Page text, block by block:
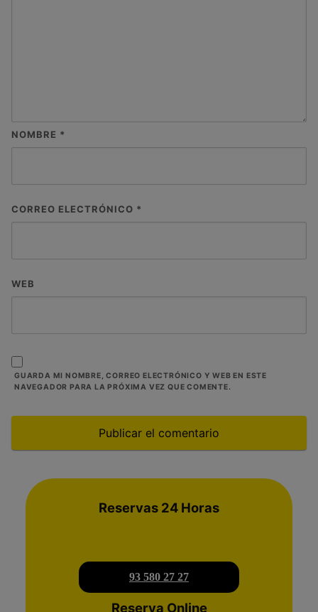
NOMBRE *
CORREO ELECTRÓNICO *
WEB
GUARDA MI NOMBRE, CORREO ELECTRÓNICO Y WEB EN ESTE
NAVEGADOR PARA LA PRÓXIMA VEZ QUE COMENTE.
Reservas 24 Horas
93 580 27 27
Reserva Online